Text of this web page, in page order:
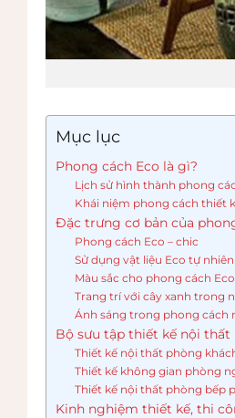
Mục lục
Phong cách Eco là gì?
Lịch sử hình thành phong
Khái niệm phong cách thiết
Đặc trưng cơ bản của
Phong cách Eco – chic
Sử dụng vật liệu Eco tự
Màu sắc cho phong cách Eco
Trang trí với cây xanh trong
Ánh sáng trong phong cách
Bộ sưu tập thiết kế nội thất
Thiết kế nội thất phòng
Thiết kế không gian phòng
Thiết kế nội thất phòng bếp
Kinh nghiệm thiết kế, thi